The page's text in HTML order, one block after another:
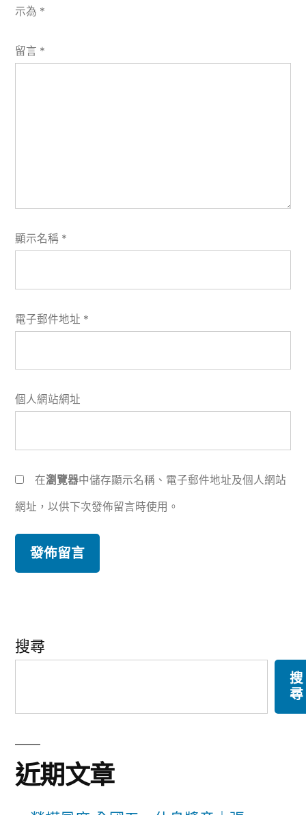
示為 *
留言 *
顯示名稱 *
電子郵件地址 *
個人網站網址
在瀏覽器中儲存顯示名稱、電子郵件地址及個人網站
網址，以供下次發佈留言時使用。
搜尋
搜
尋
近期文章